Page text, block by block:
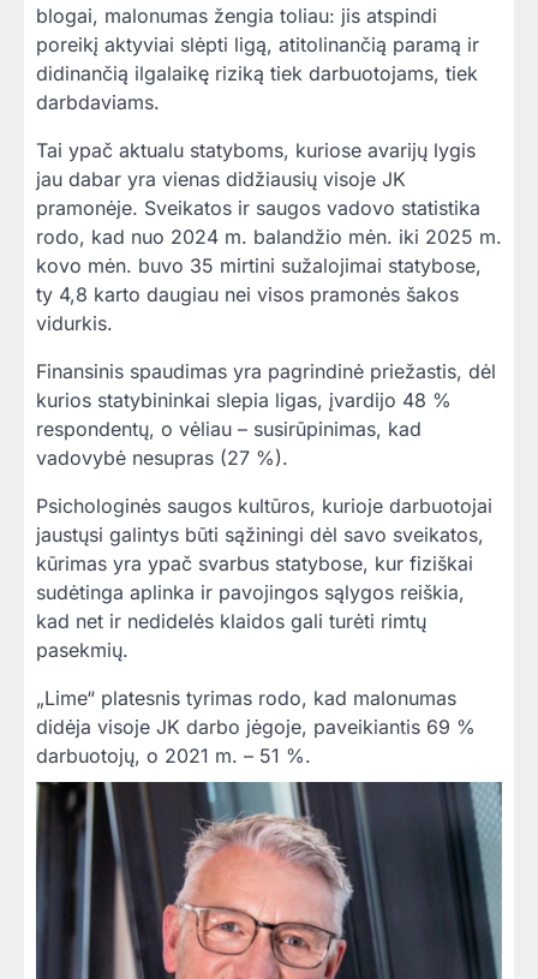
blogai, malonumas žengia toliau: jis atspindi
poreikį aktyviai slėpti ligą, atitolinančią paramą ir
didinančią ilgalaikę riziką tiek darbuotojams, tiek
darbdaviams.
Tai ypač aktualu statyboms, kuriose avarijų lygis
jau dabar yra vienas didžiausių visoje JK
pramonėje. Sveikatos ir saugos vadovo statistika
rodo, kad nuo 2024 m. balandžio mėn. iki 2025 m.
kovo mėn. buvo 35 mirtini sužalojimai statybose,
ty 4,8 karto daugiau nei visos pramonės šakos
vidurkis.
Finansinis spaudimas yra pagrindinė priežastis, dėl
kurios statybininkai slepia ligas, įvardijo 48 %
respondentų, o vėliau – susirūpinimas, kad
vadovybė nesupras (27 %).
Psichologinės saugos kultūros, kurioje darbuotojai
jaustųsi galintys būti sąžiningi dėl savo sveikatos,
kūrimas yra ypač svarbus statybose, kur fiziškai
sudėtinga aplinka ir pavojingos sąlygos reiškia,
kad net ir nedidelės klaidos gali turėti rimtų
pasekmių.
„Lime“ platesnis tyrimas rodo, kad malonumas
didėja visoje JK darbo jėgoje, paveikiantis 69 %
darbuotojų, o 2021 m. – 51 %.